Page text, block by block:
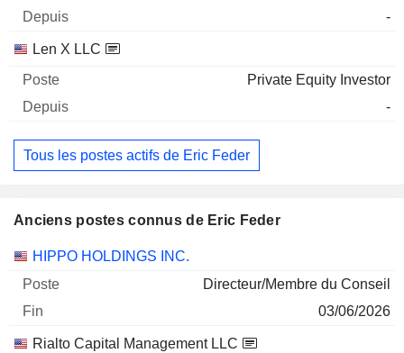
-
Len X LLC
Private Equity Investor
-
Tous les postes actifs de Eric Feder
Anciens postes connus de Eric Feder
Sociétés Poste Fin
HIPPO HOLDINGS INC.
Directeur/Membre du Conseil
03/06/2026
Rialto Capital Management LLC